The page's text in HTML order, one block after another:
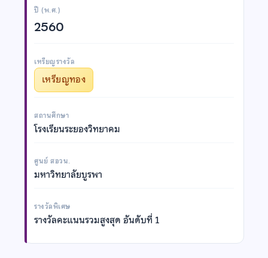
ปี (พ.ศ.)
2560
เหรียญรางวัล
เหรียญทอง
สถานศึกษา
โรงเรียนระยองวิทยาคม
ศูนย์ สอวน.
มหาวิทยาลัยบูรพา
รางวัลพิเศษ
รางวัลคะแนนรวมสูงสุด อันดับที่ 1